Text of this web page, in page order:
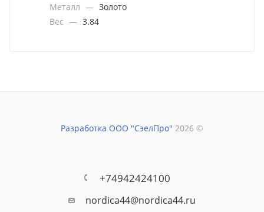
Металл — Золото
Вес — 3.84
Разработка ООО "СэелПро" 2026 ©
+74942424100
nordica44@nordica44.ru